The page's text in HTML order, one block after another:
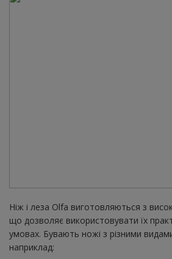
Ніж і леза Olfa виготовляються з
що дозволяє використовувати їх
умовах. Бувають ножі з різними видами
наприклад: